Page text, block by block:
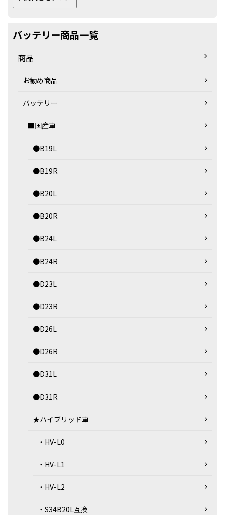
バッテリー商品一覧
商品
お勧め商品
バッテリー
■国産車
●B19L
●B19R
●B20L
●B20R
●B24L
●B24R
●D23L
●D23R
●D26L
●D26R
●D31L
●D31R
★ハイブリッド車
・HV-L0
・HV-L1
・HV-L2
・S34B20L互換